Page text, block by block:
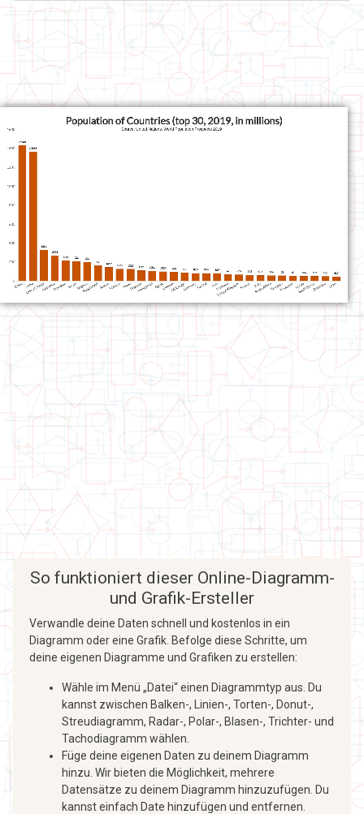
So funktioniert dieser Online-Diagramm-
und Grafik-Ersteller
Verwandle deine Daten schnell und kostenlos in ein
Diagramm oder eine Grafik. Befolge diese Schritte, um
deine eigenen Diagramme und Grafiken zu erstellen:
Wähle im Menü „Datei“ einen Diagrammtyp aus. Du
kannst zwischen Balken-, Linien-, Torten-, Donut-,
Streudiagramm, Radar-, Polar-, Blasen-, Trichter- und
Tachodiagramm wählen.
Füge deine eigenen Daten zu deinem Diagramm
hinzu. Wir bieten die Möglichkeit, mehrere
Datensätze zu deinem Diagramm hinzuzufügen. Du
kannst einfach Date hinzufügen und entfernen.